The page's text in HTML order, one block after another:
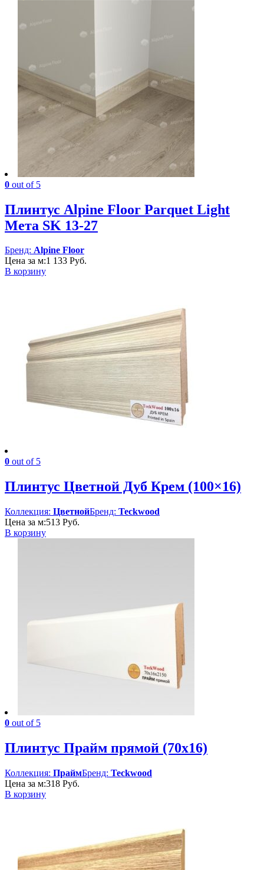
0 out of 5
Плинтус Alpine Floor Parquet Light
Мета SK 13-27
Бренд: Alpine Floor
Цена за м:1 133 Руб.
В корзину
0 out of 5
Плинтус Цветной Дуб Крем (100×16)
Коллекция: ЦветнойБренд: Teckwood
Цена за м:513 Руб.
В корзину
0 out of 5
Плинтус Прайм прямой (70х16)
Коллекция: ПраймБренд: Teckwood
Цена за м:318 Руб.
В корзину